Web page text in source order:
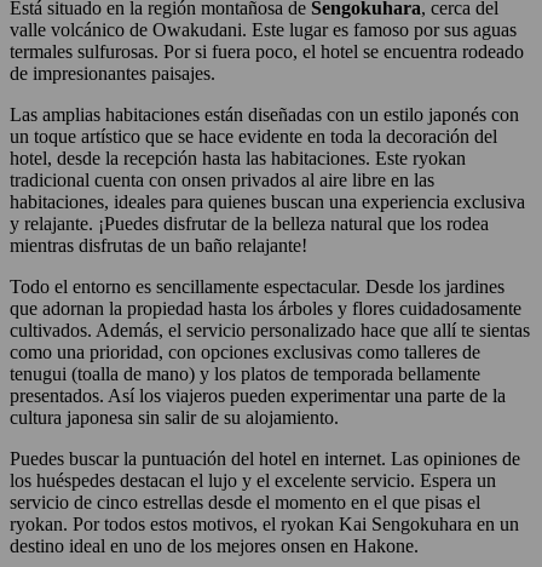
Está situado en la región montañosa de Sengokuhara, cerca del
valle volcánico de Owakudani. Este lugar es famoso por sus aguas
termales sulfurosas. Por si fuera poco, el hotel se encuentra rodeado
de impresionantes paisajes.
Las amplias habitaciones están diseñadas con un estilo japonés con
un toque artístico que se hace evidente en toda la decoración del
hotel, desde la recepción hasta las habitaciones. Este ryokan
tradicional cuenta con onsen privados al aire libre en las
habitaciones, ideales para quienes buscan una experiencia exclusiva
y relajante. ¡Puedes disfrutar de la belleza natural que los rodea
mientras disfrutas de un baño relajante!
Todo el entorno es sencillamente espectacular. Desde los jardines
que adornan la propiedad hasta los árboles y flores cuidadosamente
cultivados. Además, el servicio personalizado hace que allí te sientas
como una prioridad, con opciones exclusivas como talleres de
tenugui (toalla de mano) y los platos de temporada bellamente
presentados. Así los viajeros pueden experimentar una parte de la
cultura japonesa sin salir de su alojamiento.
Puedes buscar la puntuación del hotel en internet. Las opiniones de
los huéspedes destacan el lujo y el excelente servicio. Espera un
servicio de cinco estrellas desde el momento en el que pisas el
ryokan. Por todos estos motivos, el ryokan Kai Sengokuhara en un
destino ideal en uno de los mejores onsen en Hakone.